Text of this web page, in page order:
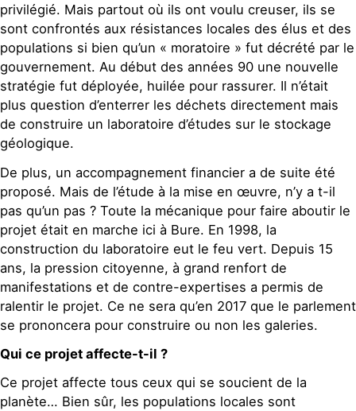
privilégié. Mais partout où ils ont voulu creuser, ils se
sont confrontés aux résistances locales des élus et des
populations si bien qu’un « moratoire » fut décrété par le
gouvernement. Au début des années 90 une nouvelle
stratégie fut déployée, huilée pour rassurer. Il n’était
plus question d’enterrer les déchets directement mais
de construire un laboratoire d’études sur le stockage
géologique.
De plus, un accompagnement financier a de suite été
proposé. Mais de l’étude à la mise en œuvre, n’y a t-il
pas qu’un pas ? Toute la mécanique pour faire aboutir le
projet était en marche ici à Bure. En 1998, la
construction du laboratoire eut le feu vert. Depuis 15
ans, la pression citoyenne, à grand renfort de
manifestations et de contre-expertises a permis de
ralentir le projet. Ce ne sera qu’en 2017 que le parlement
se prononcera pour construire ou non les galeries.
Qui ce projet affecte-t-il ?
Ce projet affecte tous ceux qui se soucient de la
planète… Bien sûr, les populations locales sont